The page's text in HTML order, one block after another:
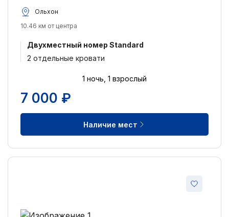
Ольхон
10.46 км от центра
Двухместный номер Standard
2 отдельные кровати
1 ночь, 1 взрослый
7 000 ₽
Наличие мест